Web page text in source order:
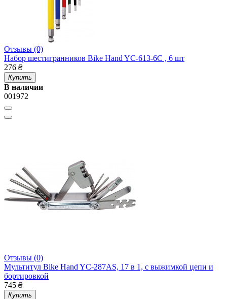
Отзывы (0)
Набор шестигранников Bike Hand YC-613-6C , 6 шт
276 ₴
Купить
В наличии
001972
Отзывы (0)
Мультитул Bike Hand YC-287АS, 17 в 1, с выжимкой цепи и
бортировкой
745 ₴
Купить